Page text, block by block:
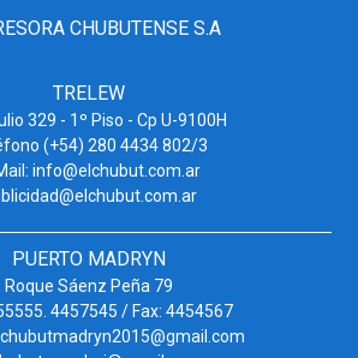
CHUBUTENSE S.A
TRELEW
329 - 1º Piso - Cp U-9100H
(+54) 280 4434 802/3
info@elchubut.com.ar
PUERTO MADRYN
Roque Sáenz Peña 79
4457545 / Fax: 4454567